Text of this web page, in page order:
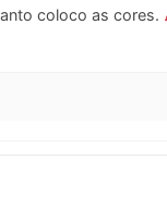
coloco as cores.